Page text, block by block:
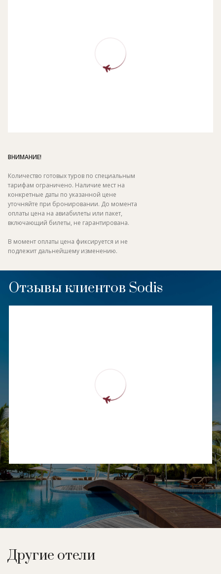
ВНИМАНИЕ!
Количество готовых туров по специальным
тарифам ограничено. Наличие мест на
конкретные даты по указанной цене
уточняйте при бронировании. До момента
оплаты цена на авиабилеты или пакет,
включающий билеты, не гарантирована.
В момент оплаты цена фиксируется и не
подлежит дальнейшему изменению.
Отзывы клиентов Sodis
Другие отели